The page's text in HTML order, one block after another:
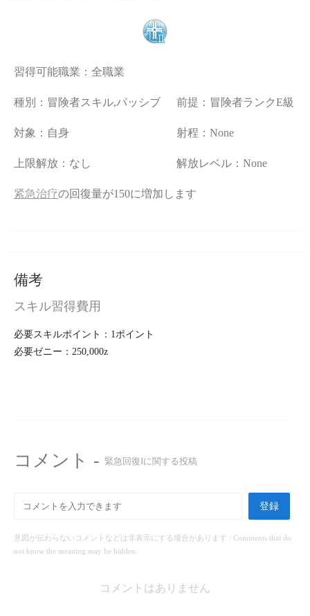
習得可能職業： 全職業
種別：冒険者スキル,パッシブ 前提：冒険者ランクE級
対象：自身 射程：None
上限解放：なし 解放レベル：None
紧急治疗の回復量が150に増加します
備考
スキル習得費用
必要スキルポイント：1ポイント
必要ゼニー：250,000z
コメント - 緊急回復Iに関する投稿
登録
意図が伝わらないコメントなどは非表示にする場合があります / Comments that do
not know the meaning may be hidden.
コメントはありません